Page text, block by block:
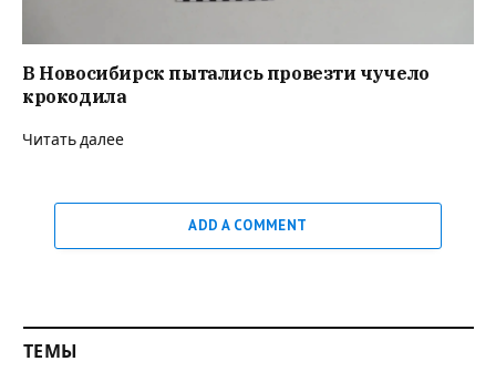
В Новосибирск пытались провезти чучело
крокодила
Читать далее
ADD A COMMENT
ТЕМЫ